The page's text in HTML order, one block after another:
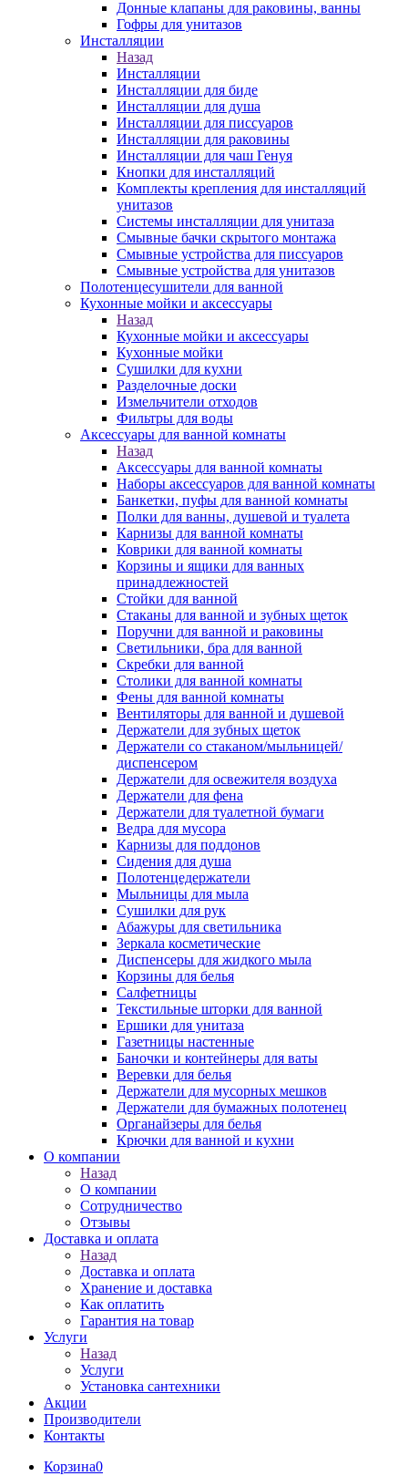
Донные клапаны для раковины, ванны
Гофры для унитазов
Инсталляции
Назад
Инсталляции
Инсталляции для биде
Инсталляции для душа
Инсталляции для писсуаров
Инсталляции для раковины
Инсталляции для чаш Генуя
Кнопки для инсталляций
Комплекты крепления для инсталляций
унитазов
Системы инсталляции для унитаза
Смывные бачки скрытого монтажа
Смывные устройства для писсуаров
Смывные устройства для унитазов
Полотенцесушители для ванной
Кухонные мойки и аксессуары
Назад
Кухонные мойки и аксессуары
Кухонные мойки
Сушилки для кухни
Разделочные доски
Измельчители отходов
Фильтры для воды
Аксессуары для ванной комнаты
Назад
Аксессуары для ванной комнаты
Наборы аксессуаров для ванной комнаты
Банкетки, пуфы для ванной комнаты
Полки для ванны, душевой и туалета
Карнизы для ванной комнаты
Коврики для ванной комнаты
Корзины и ящики для ванных
принадлежностей
Стойки для ванной
Стаканы для ванной и зубных щеток
Поручни для ванной и раковины
Светильники, бра для ванной
Скребки для ванной
Столики для ванной комнаты
Фены для ванной комнаты
Вентиляторы для ванной и душевой
Держатели для зубных щеток
Держатели со стаканом/мыльницей/
диспенсером
Держатели для освежителя воздуха
Держатели для фена
Держатели для туалетной бумаги
Ведра для мусора
Карнизы для поддонов
Сидения для душа
Полотенцедержатели
Мыльницы для мыла
Сушилки для рук
Абажуры для светильника
Зеркала косметические
Диспенсеры для жидкого мыла
Корзины для белья
Салфетницы
Текстильные шторки для ванной
Ершики для унитаза
Газетницы настенные
Баночки и контейнеры для ваты
Веревки для белья
Держатели для мусорных мешков
Держатели для бумажных полотенец
Органайзеры для белья
Крючки для ванной и кухни
О компании
Назад
О компании
Сотрудничество
Отзывы
Доставка и оплата
Назад
Доставка и оплата
Хранение и доставка
Как оплатить
Гарантия на товар
Услуги
Назад
Услуги
Установка сантехники
Акции
Производители
Контакты
Корзина0